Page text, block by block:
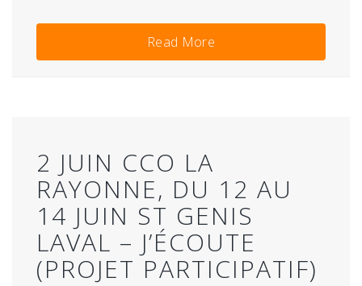
Read More
2 JUIN CCO LA
RAYONNE, DU 12 AU
14 JUIN ST GENIS
LAVAL – J’ÉCOUTE
(PROJET PARTICIPATIF)